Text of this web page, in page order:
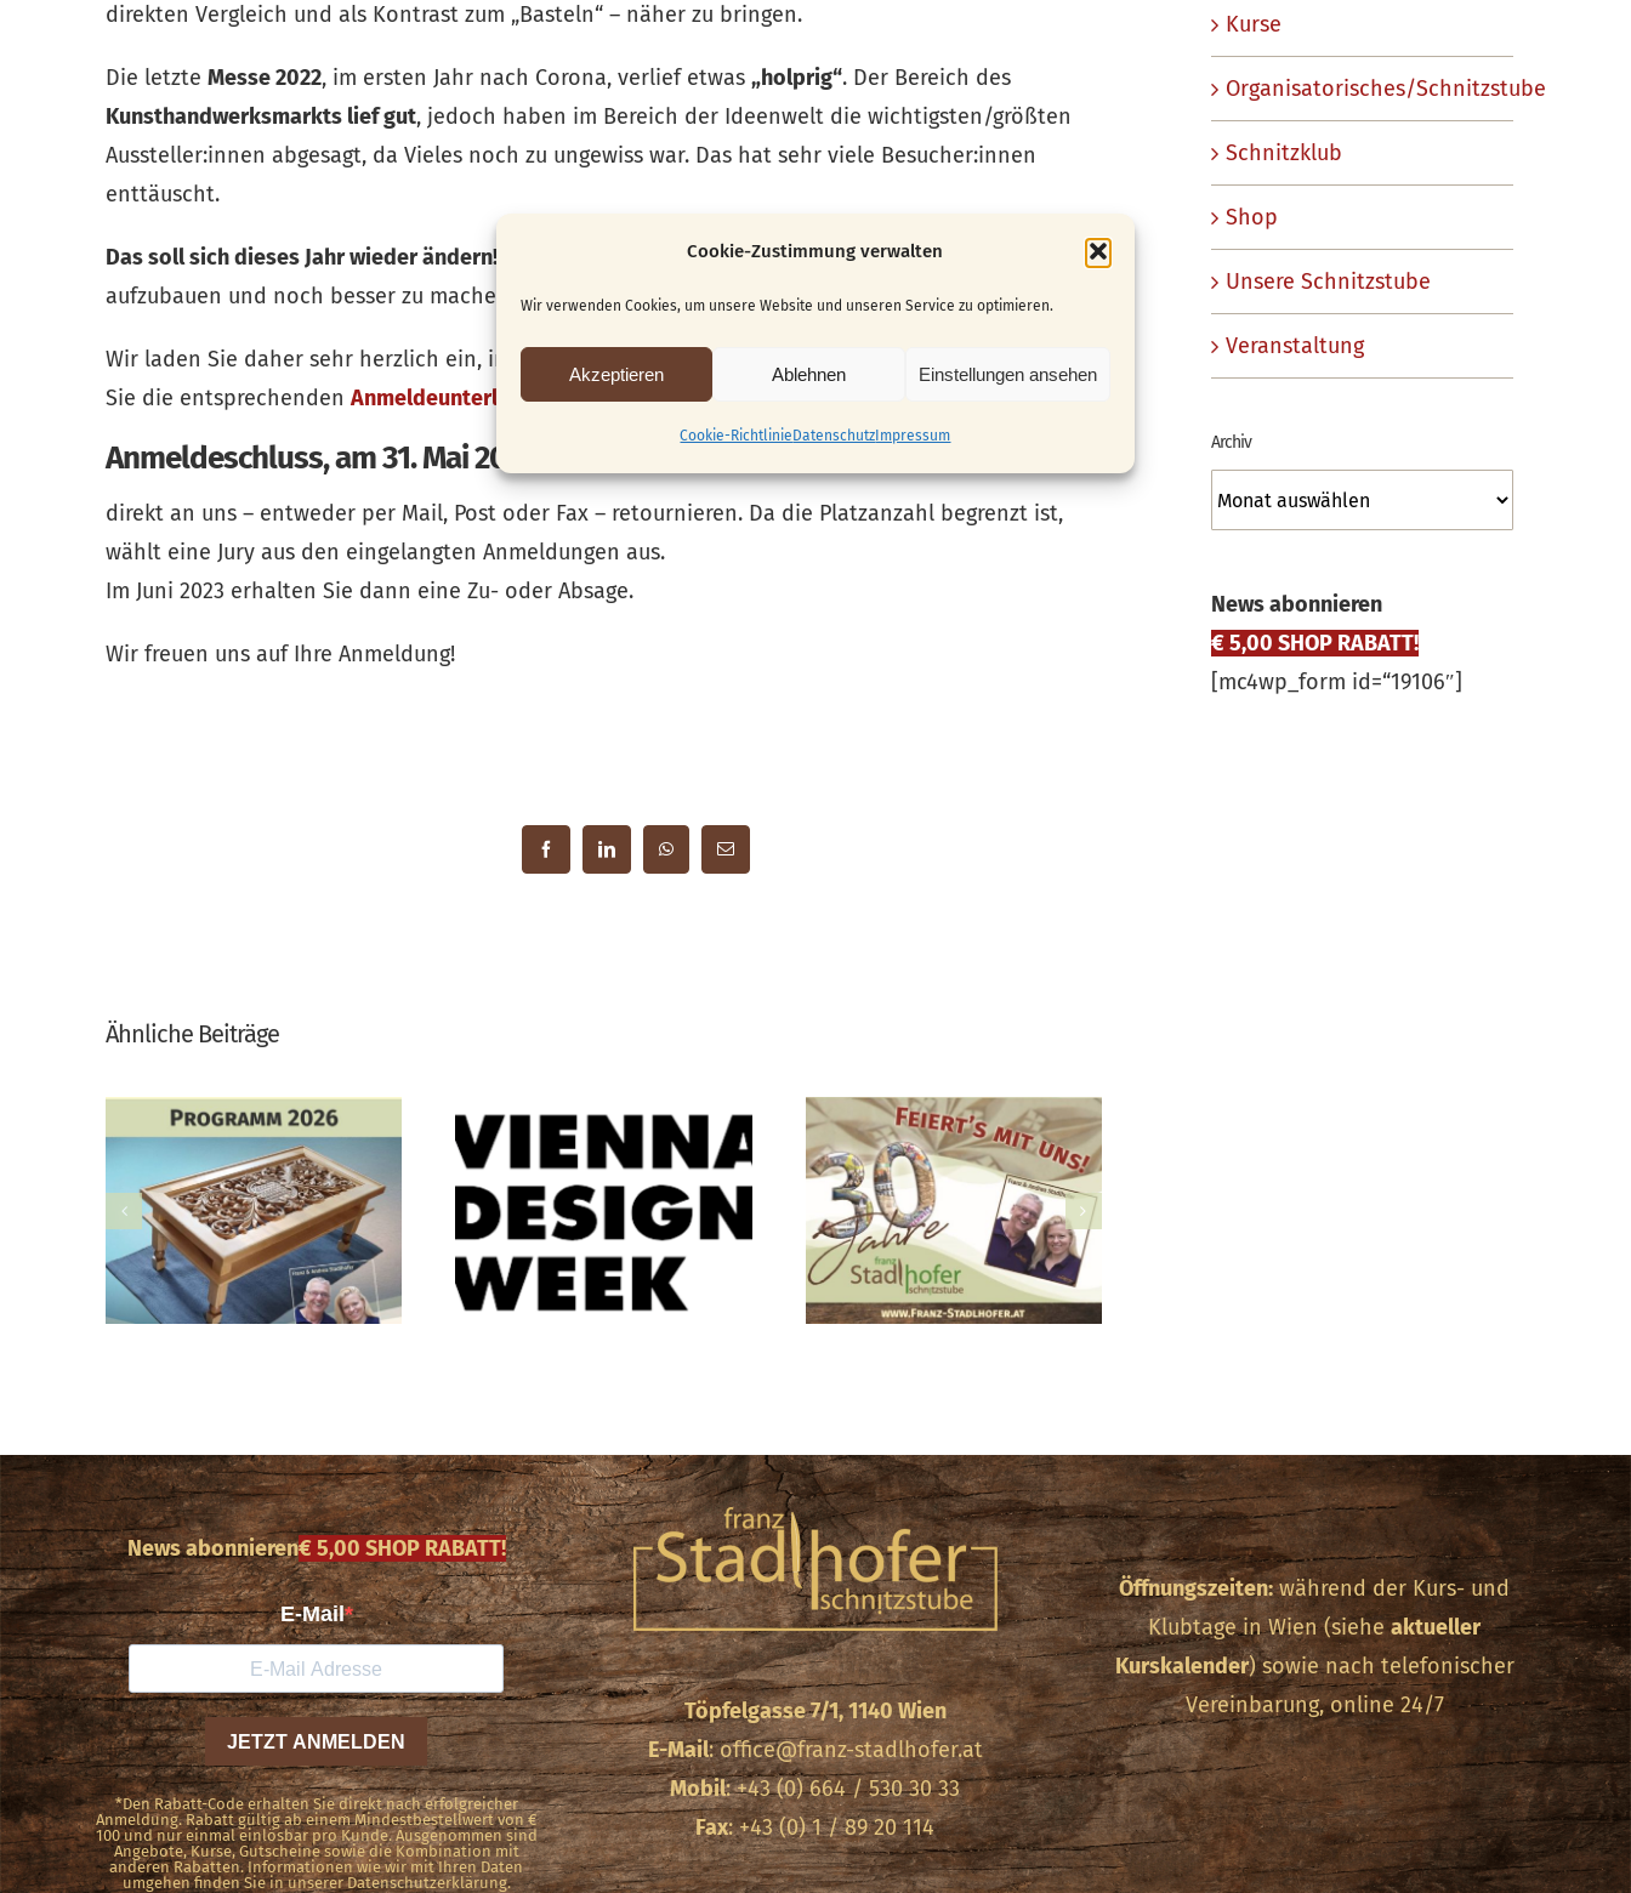
Cookie-Zustimmung verwalten
Wir verwenden Cookies, um unsere Website und unseren Service zu optimieren.
Akzeptieren Ablehnen Einstellungen ansehen
Cookie-Richtlinie Datenschutz Impressum
direkten Vergleich und als Kontrast zum „Basteln“ – näher zu bringen.
Die letzte Messe 2022, im ersten Jahr nach Corona, verlief etwas „holprig“. Der Bereich des
Kunsthandwerksmarkts lief gut, jedoch haben im Bereich der Ideenwelt die wichtigsten/größten
Aussteller:innen abgesagt, da Vieles noch zu ungewiss war. Das hat sehr viele Besucher:innen
enttäuscht.
Das soll sich dieses Jahr wieder ändern! Das Messeteam arbeitet hart daran, die Ideenwelt wieder
aufzubauen und noch besser zu machen.
Wir laden Sie daher sehr herzlich ein, in diesem Jahr (wieder) mit dabei zu sein. Im Anhang finden
Sie die entsprechenden Anmeldeunterlagen, die Sie bitte ausgefüllt bis spätestens zum
Anmeldeschluss, am 31. Mai 2023
direkt an uns – entweder per Mail, Post oder Fax – retournieren. Da die Platzanzahl begrenzt ist,
wählt eine Jury aus den eingelangten Anmeldungen aus.
Im Juni 2023 erhalten Sie dann eine Zu- oder Absage.
Wir freuen uns auf Ihre Anmeldung!
Ähnliche Beiträge
Das neue
Kursprogramm
2026 ist da!
läuft …
Kurse
Organisatorisches/Schnitzstube
Schnitzklub
Shop
Unsere Schnitzstube
Veranstaltung
Archiv
Archiv
News abonnieren
€ 5,00 SHOP RABATT!
[mc4wp_form id=“19106″]
News abonnieren€ 5,00 SHOP RABATT!
*Den Rabatt-Code erhalten Sie direkt nach erfolgreicher
Anmeldung. Rabatt gültig ab einem Mindestbestellwert von €
100 und nur einmal einlösbar pro Kunde. Ausgenommen sind
Angebote, Kurse, Gutscheine sowie die Kombination mit
anderen Rabatten. Informationen wie wir mit Ihren Daten
umgehen finden Sie in unserer Datenschutzerklärung.
Töpfelgasse 7/1, 1140 Wien
E-Mail:office@franz-stadlhofer.at
Mobil: +43 (0) 664 / 530 30 33
Fax: +43 (0) 1 / 89 20 114
Öffnungszeiten:während der Kurs- und
Klubtage in Wien (sieheaktueller
Kurskalender) sowie nach telefonischer
Vereinbarung, online 24/7